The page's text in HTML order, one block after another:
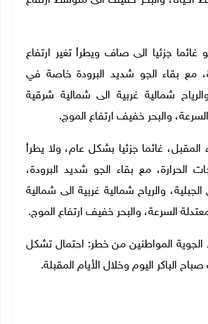
غائما جزئيا الى صاف ويطرأ تغير ارتفاع
مع بقاء الجو شديد البرودة خاصة في
شمالية غربية الى شمالية شرقية
والبحر خفيف ارتفاع الموج.
المقبل، غائما جزئيا بشكل عام، ولا يطرأ
الحرارة، مع بقاء الجو شديد البرودة،
والرياح شمالية غربية الى شمالية
السرعة، والبحر خفيف ارتفاع الموج.
الجوية المواطنين من خطر: احتمال تشكل
الباكر اليوم وخلال الأيام المقبلة.